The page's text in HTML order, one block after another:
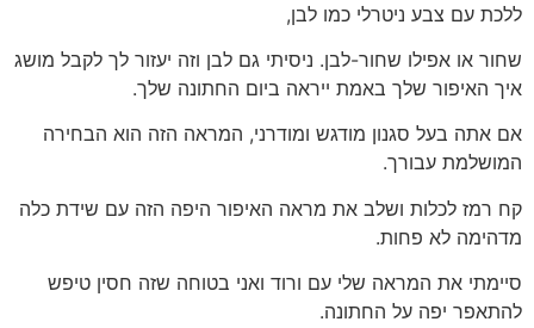
ללכת עם צבע ניטרלי כמו לבן,
שחור או אפילו שחור-לבן. ניסיתי גם לבן וזה יעזור לך לקבל מושג
איך האיפור שלך באמת ייראה ביום החתונה שלך.
אם אתה בעל סגנון מודגש ומודרני, המראה הזה הוא הבחירה
המושלמת עבורך.
קח רמז לכלות ושלב את מראה האיפור היפה הזה עם שידת כלה
מדהימה לא פחות.
סיימתי את המראה שלי עם ורוד ואני בטוחה שזה חסין טיפש
להתאפר יפה על החתונה.